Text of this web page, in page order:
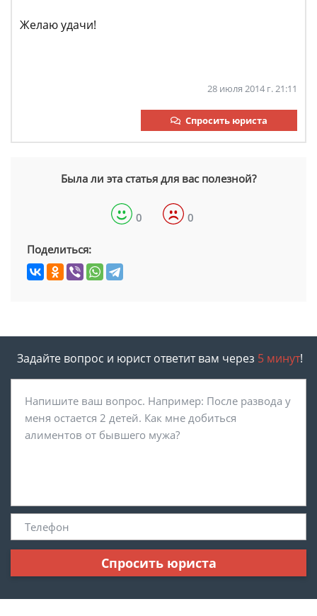
Желаю удачи!
28 июля 2014 г. 21:11
Спросить юриста
Была ли эта статья для вас полезной?
0 0
Поделиться:
Задайте вопрос и юрист ответит вам через 5 минут!
Спросить юриста